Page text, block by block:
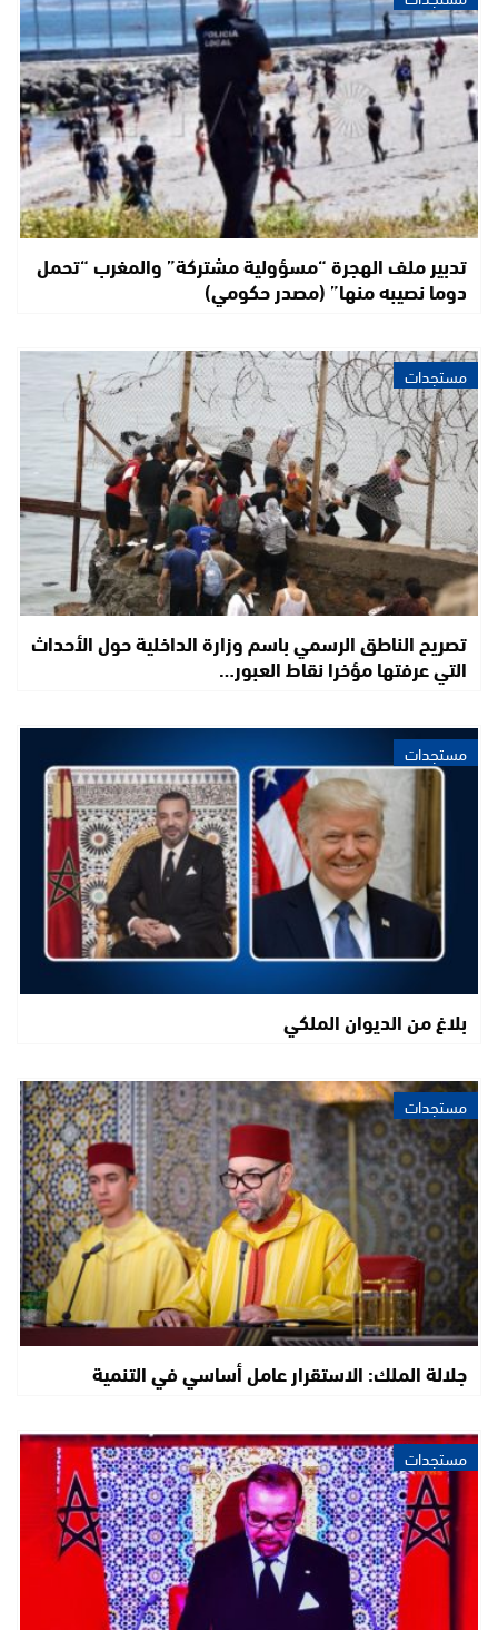
تدبير ملف الهجرة “مسؤولية مشتركة” والمغرب “تحمل
دوما نصيبه منها” (مصدر حكومي)
مستجدات
تصريح الناطق الرسمي باسم وزارة الداخلية حول الأحداث
التي عرفتها مؤخرا نقاط العبور…
مستجدات
بلاغ من الديوان الملكي
مستجدات
جلالة الملك: الاستقرار عامل أساسي في التنمية
مستجدات